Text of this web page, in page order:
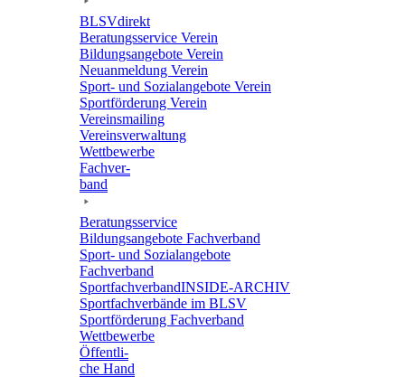
BLSVdi­rekt
Bera­tungs­ser­vice Verein
Bildungs­an­ge­bote Verein
Neuan­mel­dung Verein
Sport- und Sozi­al­an­ge­bote Verein
Sport­för­de­rung Verein
Vereins­mai­ling
Vereins­ver­wal­tung
Wett­be­werbe
Fach­ver­
band
Bera­tungs­ser­vice
Bildungs­an­ge­bote Fachverband
Sport- und Sozi­al­an­ge­bote
Fachverband
Sport­fach­ver­ban­d­IN­SIDE-ARCHIV
Sport­fach­ver­bände im BLSV
Sport­för­de­rung Fachverband
Wett­be­werbe
Öffent­li­
che Hand